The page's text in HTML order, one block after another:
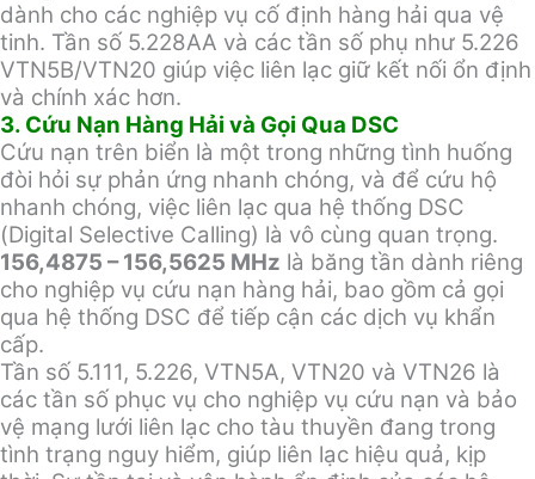
dành cho các nghiệp vụ cố định hàng hải qua vệ
tinh. Tần số 5.228AA và các tần số phụ như 5.226
VTN5B/VTN20 giúp việc liên lạc giữ kết nối ổn định
và chính xác hơn.
3. Cứu Nạn Hàng Hải và Gọi Qua DSC
Cứu nạn trên biển là một trong những tình huống
đòi hỏi sự phản ứng nhanh chóng, và để cứu hộ
nhanh chóng, việc liên lạc qua hệ thống DSC
(Digital Selective Calling) là vô cùng quan trọng.
156,4875 – 156,5625 MHz là băng tần dành riêng
cho nghiệp vụ cứu nạn hàng hải, bao gồm cả gọi
qua hệ thống DSC để tiếp cận các dịch vụ khẩn
cấp.
Tần số 5.111, 5.226, VTN5A, VTN20 và VTN26 là
các tần số phục vụ cho nghiệp vụ cứu nạn và bảo
vệ mạng lưới liên lạc cho tàu thuyền đang trong
tình trạng nguy hiểm, giúp liên lạc hiệu quả, kịp